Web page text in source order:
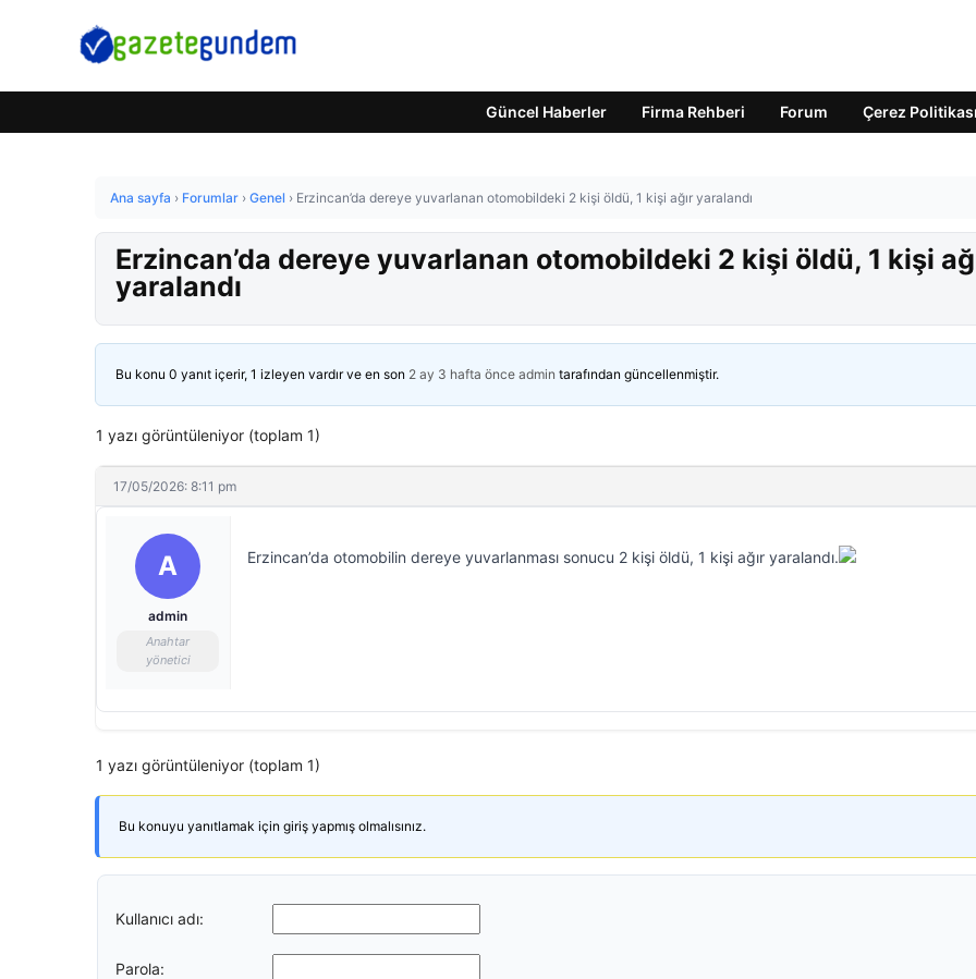
Güncel Haberler Firma Rehberi Forum Çerez Politikası
Ana sayfa › Forumlar › Genel › Erzincan’da dereye yuvarlanan otomobildeki 2 kişi öldü, 1 kişi ağır yaralandı
Erzincan’da dereye yuvarlanan otomobildeki 2 kişi öldü, 1 kişi
yaralandı
Bu konu 0 yanıt içerir, 1 izleyen vardır ve en son 2 ay 3 hafta önce admin tarafından güncellenmiştir.
1 yazı görüntüleniyor (toplam 1)
17/05/2026: 8:11 pm
A
admin
Anahtar
yönetici
Erzincan’da otomobilin dereye yuvarlanması sonucu 2 kişi öldü, 1 kişi ağır yaralandı.
1 yazı görüntüleniyor (toplam 1)
Bu konuyu yanıtlamak için giriş yapmış olmalısınız.
Kullanıcı adı:
Parola: